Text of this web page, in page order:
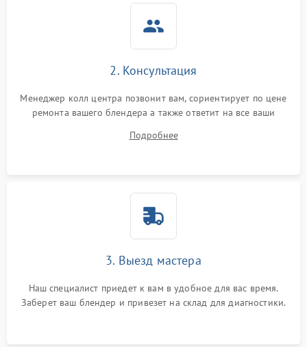
2. Консультация
Менеджер колл центра позвонит вам, сориентирует по цене
ремонта вашего блендера а также ответит на все ваши
Подробнее
3. Выезд мастера
Наш специалист приедет к вам в удобное для вас время.
Заберет ваш блендер и привезет на склад для диагностики.